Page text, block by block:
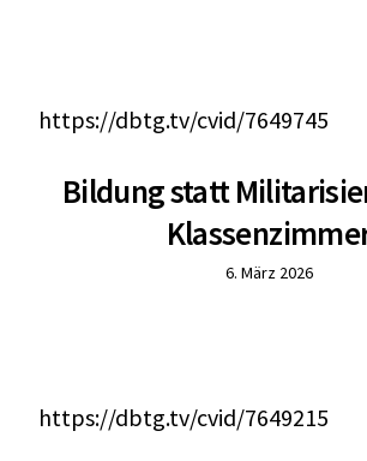
https://dbtg.tv/cvid/7649745
Bildung statt
6. März 2026
https://dbtg.tv/cvid/7649215